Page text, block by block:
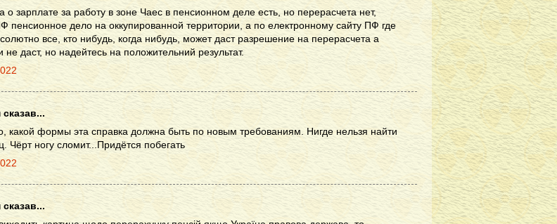
о зарплате за работу в зоне Чаес в пенсионном деле есть, но перерасчета нет,
пенсионное дело на оккупированной территории, а по електронному сайту ПФ где
все, кто нибудь, когда нибудь, может даст разрешение на перерасчета а
не даст, но надейтесь на положительний результат.
сказав...
какой формы эта справка должна быть по новым требованиям. Нигде нельзя найти
Чёрт ногу сломит...Придётся побегать
сказав...